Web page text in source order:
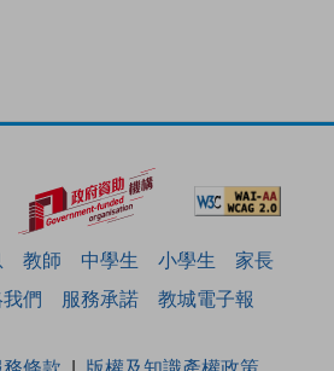
教師 中學生 小學生
家長
們 服務承諾 教城電子報